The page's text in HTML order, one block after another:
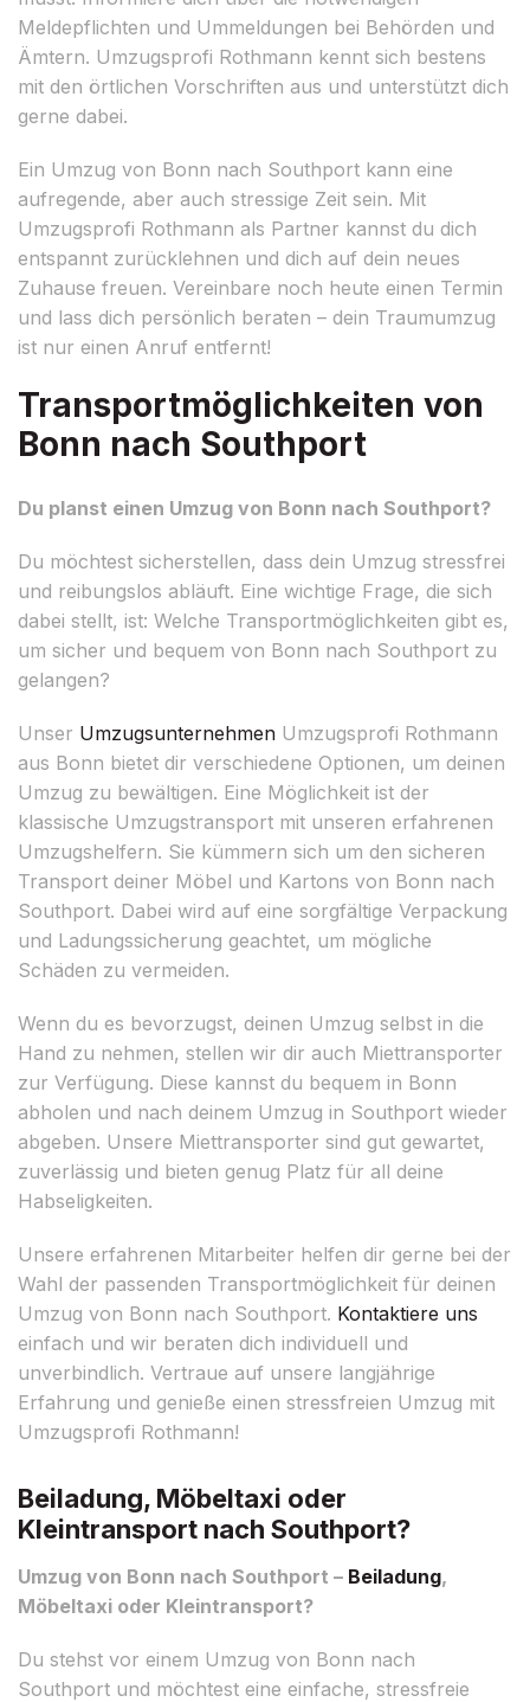
Meldepflichten und Ummeldungen bei Behörden und
Ämtern. Umzugsprofi Rothmann kennt sich bestens
mit den örtlichen Vorschriften aus und unterstützt dich
gerne dabei.
Ein Umzug von Bonn nach Southport kann eine
aufregende, aber auch stressige Zeit sein. Mit
Umzugsprofi Rothmann als Partner kannst du dich
entspannt zurücklehnen und dich auf dein neues
Zuhause freuen. Vereinbare noch heute einen Termin
und lass dich persönlich beraten – dein Traumumzug
ist nur einen Anruf entfernt!
Transportmöglichkeiten von
Bonn nach Southport
Du planst einen Umzug von Bonn nach Southport?
Du möchtest sicherstellen, dass dein Umzug stressfrei
und reibungslos abläuft. Eine wichtige Frage, die sich
dabei stellt, ist: Welche Transportmöglichkeiten gibt es,
um sicher und bequem von Bonn nach Southport zu
gelangen?
Unser Umzugsunternehmen Umzugsprofi Rothmann
aus Bonn bietet dir verschiedene Optionen, um deinen
Umzug zu bewältigen. Eine Möglichkeit ist der
klassische Umzugstransport mit unseren erfahrenen
Umzugshelfern. Sie kümmern sich um den sicheren
Transport deiner Möbel und Kartons von Bonn nach
Southport. Dabei wird auf eine sorgfältige Verpackung
und Ladungssicherung geachtet, um mögliche
Schäden zu vermeiden.
Wenn du es bevorzugst, deinen Umzug selbst in die
Hand zu nehmen, stellen wir dir auch Miettransporter
zur Verfügung. Diese kannst du bequem in Bonn
abholen und nach deinem Umzug in Southport wieder
abgeben. Unsere Miettransporter sind gut gewartet,
zuverlässig und bieten genug Platz für all deine
Habseligkeiten.
Unsere erfahrenen Mitarbeiter helfen dir gerne bei der
Wahl der passenden Transportmöglichkeit für deinen
Umzug von Bonn nach Southport. Kontaktiere uns
einfach und wir beraten dich individuell und
unverbindlich. Vertraue auf unsere langjährige
Erfahrung und genieße einen stressfreien Umzug mit
Umzugsprofi Rothmann!
Beiladung, Möbeltaxi oder
Kleintransport nach Southport?
Umzug von Bonn nach Southport – Beiladung,
Möbeltaxi oder Kleintransport?
Du stehst vor einem Umzug von Bonn nach
Southport und möchtest eine einfache, stressfreie